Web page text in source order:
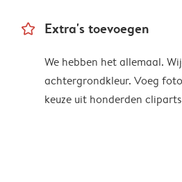
star_outline Extra's toevoegen
We hebben het allemaal.
achtergrondkleur. Voeg
keuze uit honderden